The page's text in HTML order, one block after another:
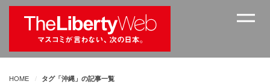
HOME タグ「沖縄」の記事一覧